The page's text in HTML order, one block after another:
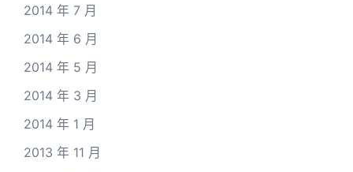
2014 年 7 月
2014 年 6 月
2014 年 5 月
2014 年 3 月
2014 年 1 月
2013 年 11 月